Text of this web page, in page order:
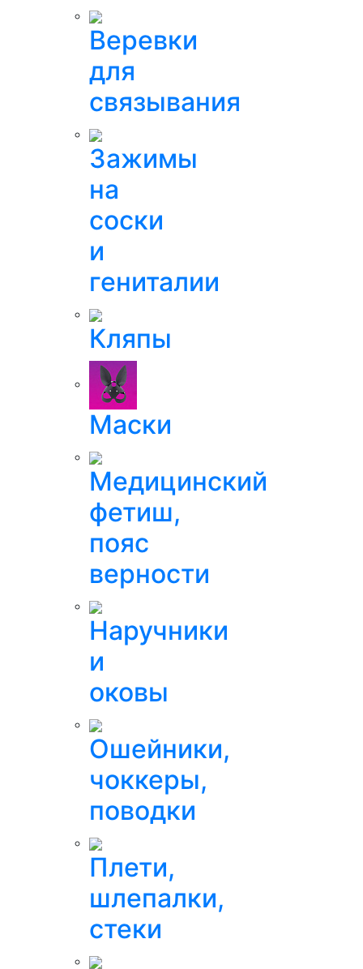
Веревки
для
связывания
Зажимы
на
соски
и
гениталии
Кляпы
Маски
Медицинский
фетиш,
пояс
верности
Наручники
и
оковы
Ошейники,
чоккеры,
поводки
Плети,
шлепалки,
стеки